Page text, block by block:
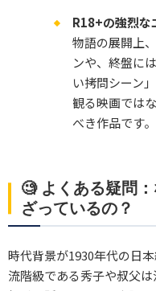
R18+の強烈な
物語の展開上
ンや、終盤に
い拷問シーン
観る映画では
べき作品です。
🧐 よくある疑問
ざっているの？
時代背景が1930年代の日
流階級である秀子や叔父